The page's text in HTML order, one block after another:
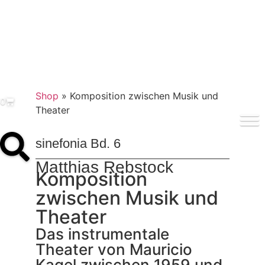
0 Shop » Komposition zwischen Musik und
Theater
sinefonia Bd. 6
Matthias Rebstock
Komposition
zwischen Musik und
Theater
Das instrumentale
Theater von Mauricio